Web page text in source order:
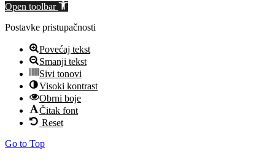
Open toolbar
Postavke pristupačnosti
Povećaj tekst
Smanji tekst
Sivi tonovi
Visoki kontrast
Obrni boje
Čitak font
Reset
Go to Top